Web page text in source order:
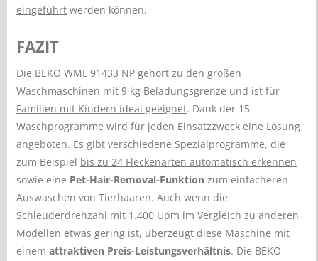
eingeführt werden können.
FAZIT
Die BEKO WML 91433 NP gehört zu den großen
Waschmaschinen mit 9 kg Beladungsgrenze und ist für
Familien mit Kindern ideal geeignet. Dank der 15
Waschprogramme wird für jeden Einsatzzweck eine Lösung
angeboten. Es gibt verschiedene Spezialprogramme, die
zum Beispiel bis zu 24 Fleckenarten automatisch erkennen
sowie eine Pet-Hair-Removal-Funktion zum einfacheren
Auswaschen von Tierhaaren. Auch wenn die
Schleuderdrehzahl mit 1.400 Upm im Vergleich zu anderen
Modellen etwas gering ist, überzeugt diese Maschine mit
einemattraktiven Preis-Leistungsverhältnis. Die BEKO